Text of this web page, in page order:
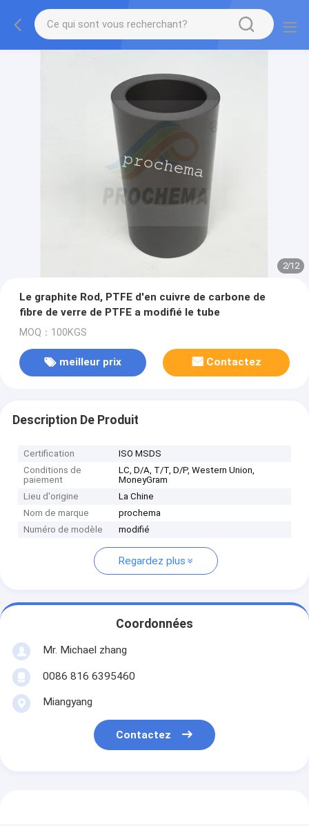
2/12
Le graphite Rod, PTFE d'en cuivre de carbone de
fibre de verre de PTFE a modifié le tube
MOQ：100KGS
meilleur prix Contactez
Description De Produit
Certification
ISO MSDS
Conditions de
paiement
LC, D/A, T/T, D/P, Western Union,
MoneyGram
Lieu d'origine
La Chine
Nom de marque
prochema
Numéro de modèle
modifié
Regardez plus
Coordonnées
Mr. Michael zhang
0086 816 6395460
Miangyang
Contactez